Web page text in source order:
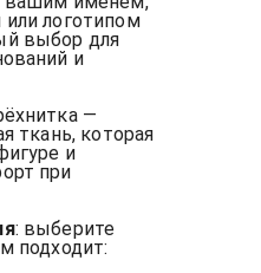
логотипом
выбор для
и
—
ткань, которая
и
при
: выберите
подходит: